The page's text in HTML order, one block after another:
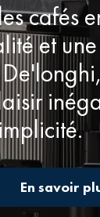
cafés
et
En savoir